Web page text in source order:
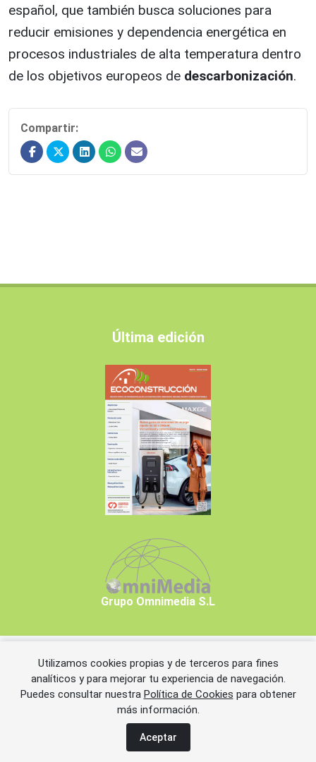
Utilizamos cookies propias y de terceros para fines
analíticos y para mejorar tu experiencia de navegación.
Puedes consultar nuestra Política de Cookies para obtener
más información.
Aceptar
español, que también busca soluciones para
reducir emisiones y dependencia energética en
procesos industriales de alta temperatura dentro
de los objetivos europeos de descarbonización.
Compartir:
Última edición
Grupo Omnimedia S.L
Copyrights © 2026 Grupo Omnimedia S.L.
Política de privacidad
Política de cookies
Información adicional
Miembros de CEDRO